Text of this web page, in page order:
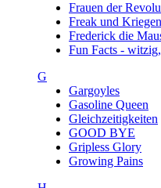
Freak und Kriegen
Frederick die
Fun Facts -
G
Gargoyles
Gasoline Queen
Gleichzeitigkeiten
GOOD BYE
Gripless Glory
Growing Pains